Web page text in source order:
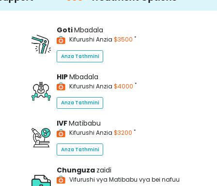
GotiMbadala
Kifurushi Anzia $3500 *
Anza Tathmini
HIPMbadala
Kifurushi Anzia $4000 *
Anza Tathmini
IVFMatibabu
Kifurushi Anzia $3200 *
Anza Tathmini
Chunguza zaidi
Vifurushi vya Matibabu vya bei nafuu